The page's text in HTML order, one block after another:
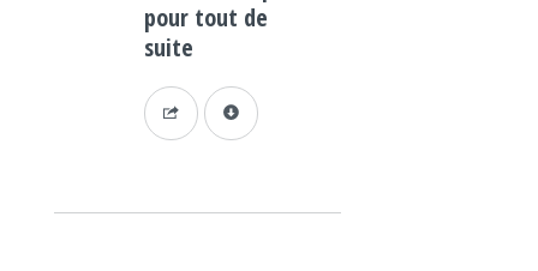
pour tout de
suite